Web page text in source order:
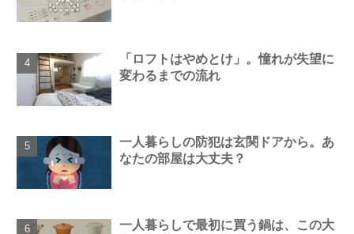
「ロフトはやめとけ」。憧れが失望に
変わるまでの流れ
一人暮らしの防犯は玄関ドアから。あ
なたの部屋は大丈夫？
一人暮らしで最初に買う鍋は、この大